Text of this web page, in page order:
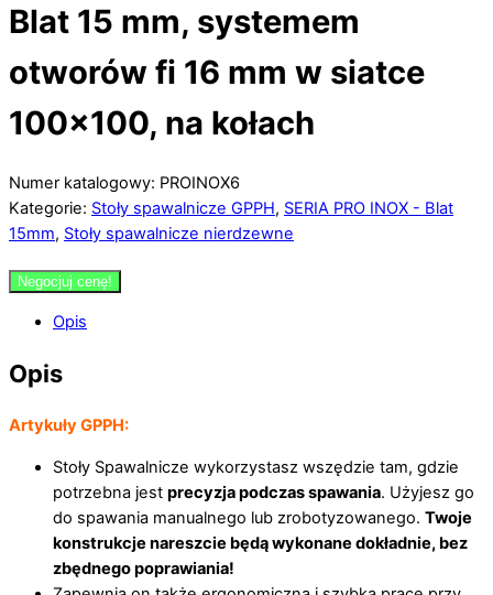
Blat 15 mm, systemem
otworów fi 16 mm w siatce
100×100, na kołach
Numer katalogowy: PROINOX6
Kategorie: Stoły spawalnicze GPPH, SERIA PRO INOX - Blat
15mm, Stoły spawalnicze nierdzewne
Negocjuj cenę!
Opis
Opis
Artykuły GPPH:
Stoły Spawalnicze wykorzystasz wszędzie tam, gdzie
potrzebna jest precyzja podczas spawania. Użyjesz go
do spawania manualnego lub zrobotyzowanego. Twoje
konstrukcje nareszcie będą wykonane dokładnie, bez
zbędnego poprawiania!